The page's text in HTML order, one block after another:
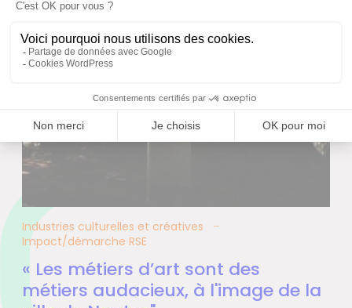
Industries culturelles et créatives
Impact/démarche RSE
« Les métiers d’art sont des
métiers audacieux, à l'image de la